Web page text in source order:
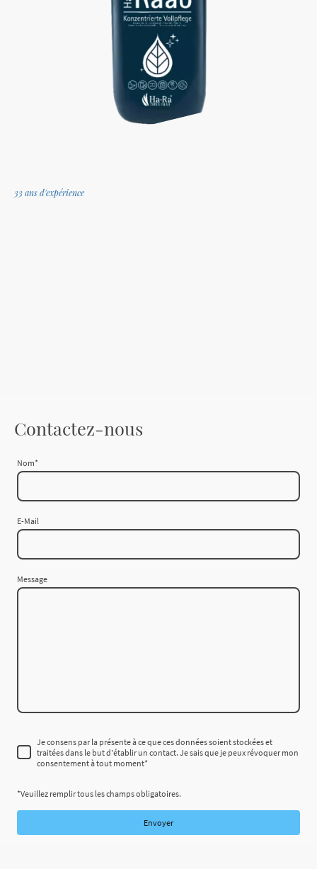
33 ans d'expérience
Contactez-nous
Nom*
E-Mail
Message
Je consens par la présente à ce que ces données soient stockées et
traitées dans le but d'établir un contact. Je sais que je peux révoquer mon
consentement à tout moment*
*Veuillez remplir tous les champs obligatoires.
Envoyer